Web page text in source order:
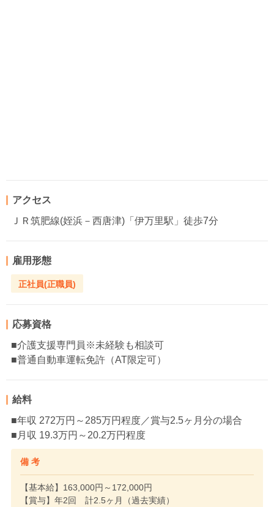
アクセス
ＪＲ筑肥線(姪浜－西唐津)「伊万里駅」徒歩7分
雇用形態
正社員(正職員)
応募資格
■介護支援専門員※未経験も相談可
■普通自動車運転免許（AT限定可）
給料
■年収 272万円～285万円程度／賞与2.5ヶ月分の場合
■月収 19.3万円～20.2万円程度
備 考
【基本給】163,000円～172,000円
【賞与】年2回 計2.5ヶ月（過去実績）